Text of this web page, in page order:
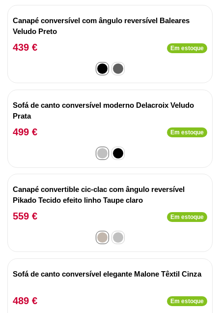
Canapé conversível com ângulo reversível Baleares
Veludo Preto
439 € Em estoque
Sofá de canto conversível moderno Delacroix Veludo
Prata
499 € Em estoque
Canapé convertible cic-clac com ângulo reversível
Pikado Tecido efeito linho Taupe claro
559 € Em estoque
Sofá de canto conversível elegante Malone Têxtil Cinza
489 € Em estoque